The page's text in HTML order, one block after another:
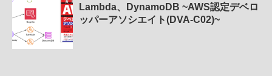
Lambda、DynamoDB ~AWS認定デベロ
ッパーアソシエイト(DVA-C02)~